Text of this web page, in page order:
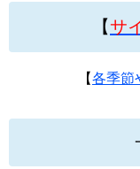
【サ
【各季節